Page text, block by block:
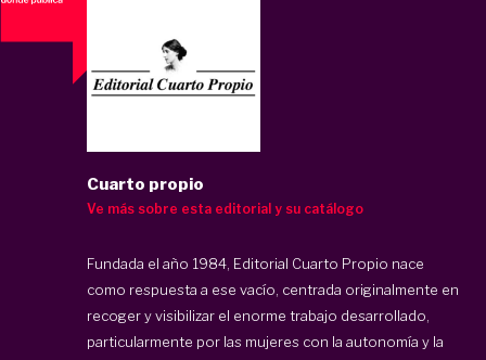
Cuarto propio
Ve más sobre esta editorial y su catálogo
Fundada el año 1984, Editorial Cuarto Propio nace
como respuesta a ese vacío, centrada originalmente en
recoger y visibilizar el enorme trabajo desarrollado,
particularmente por las mujeres con la autonomía y la